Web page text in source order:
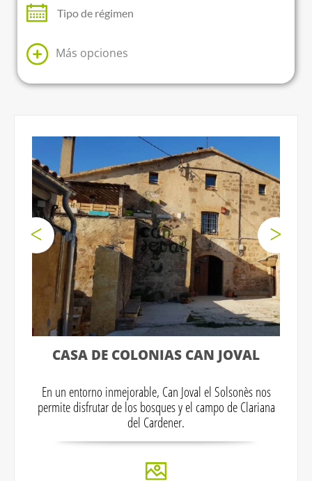
Más opciones
CASA DE COLONIAS CAN JOVAL
En un entorno inmejorable, Can Joval el Solsonès nos
permite disfrutar de los bosques y el campo de Clariana
del Cardener.